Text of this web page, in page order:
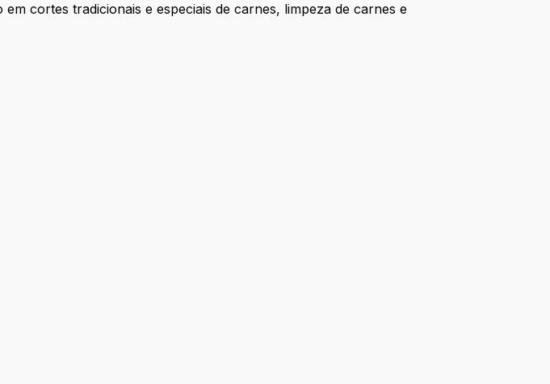
cortes tradicionais e especiais de carnes, limpeza de carnes e